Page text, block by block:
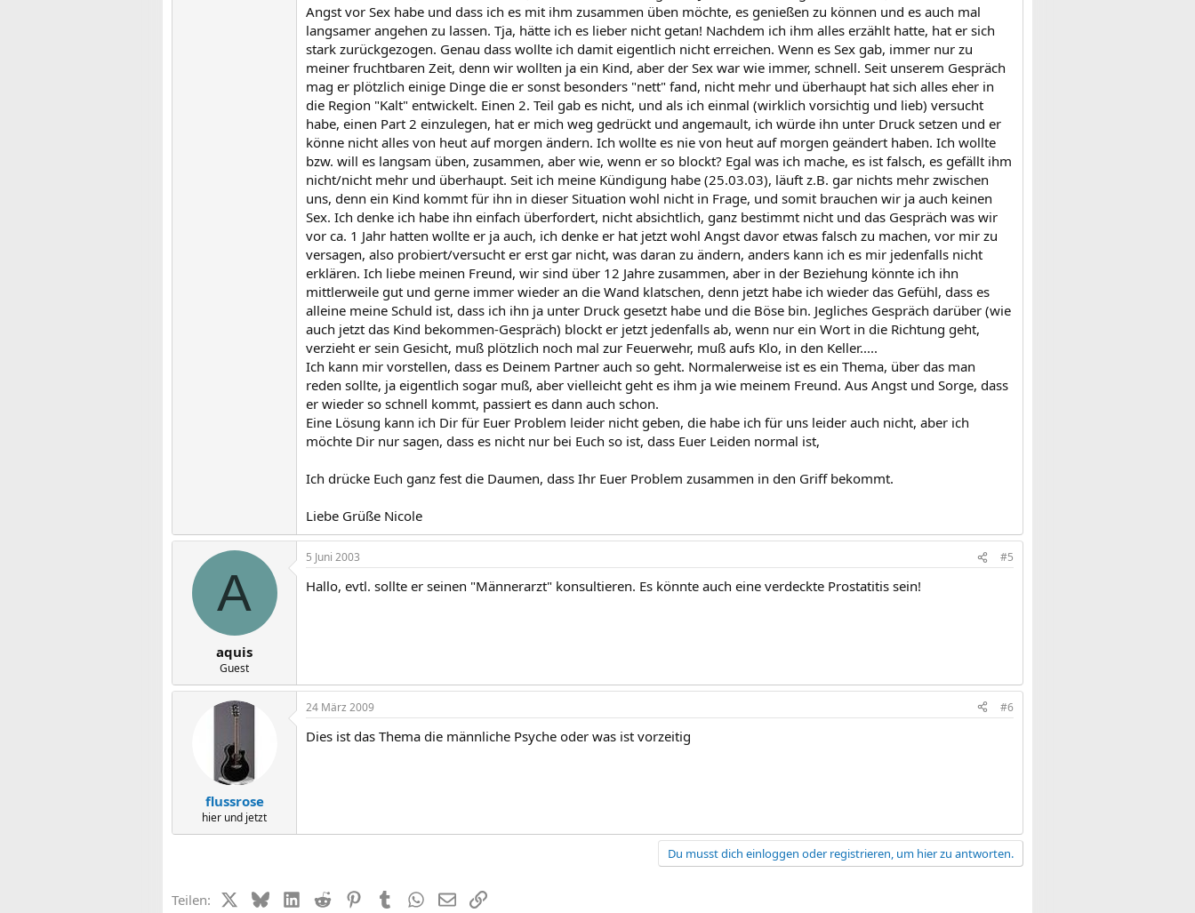
Angst vor Sex habe und dass ich es mit ihm zusammen üben möchte, es genießen zu können und es auch mal
langsamer angehen zu lassen. Tja, hätte ich es lieber nicht getan! Nachdem ich ihm alles erzählt hatte, hat er sich
stark zurückgezogen. Genau dass wollte ich damit eigentlich nicht erreichen. Wenn es Sex gab, immer nur zu
meiner fruchtbaren Zeit, denn wir wollten ja ein Kind, aber der Sex war wie immer, schnell. Seit unserem Gespräch
mag er plötzlich einige Dinge die er sonst besonders "nett" fand, nicht mehr und überhaupt hat sich alles eher in
die Region "Kalt" entwickelt. Einen 2. Teil gab es nicht, und als ich einmal (wirklich vorsichtig und lieb) versucht
habe, einen Part 2 einzulegen, hat er mich weg gedrückt und angemault, ich würde ihn unter Druck setzen und er
könne nicht alles von heut auf morgen ändern. Ich wollte es nie von heut auf morgen geändert haben. Ich wollte
bzw. will es langsam üben, zusammen, aber wie, wenn er so blockt? Egal was ich mache, es ist falsch, es gefällt ihm
nicht/nicht mehr und überhaupt. Seit ich meine Kündigung habe (25.03.03), läuft z.B. gar nichts mehr zwischen
uns, denn ein Kind kommt für ihn in dieser Situation wohl nicht in Frage, und somit brauchen wir ja auch keinen
Sex. Ich denke ich habe ihn einfach überfordert, nicht absichtlich, ganz bestimmt nicht und das Gespräch was wir
vor ca. 1 Jahr hatten wollte er ja auch, ich denke er hat jetzt wohl Angst davor etwas falsch zu machen, vor mir zu
versagen, also probiert/versucht er erst gar nicht, was daran zu ändern, anders kann ich es mir jedenfalls nicht
erklären. Ich liebe meinen Freund, wir sind über 12 Jahre zusammen, aber in der Beziehung könnte ich ihn
mittlerweile gut und gerne immer wieder an die Wand klatschen, denn jetzt habe ich wieder das Gefühl, dass es
alleine meine Schuld ist, dass ich ihn ja unter Druck gesetzt habe und die Böse bin. Jegliches Gespräch darüber (wie
auch jetzt das Kind bekommen-Gespräch) blockt er jetzt jedenfalls ab, wenn nur ein Wort in die Richtung geht,
verzieht er sein Gesicht, muß plötzlich noch mal zur Feuerwehr, muß aufs Klo, in den Keller.....
Ich kann mir vorstellen, dass es Deinem Partner auch so geht. Normalerweise ist es ein Thema, über das man
reden sollte, ja eigentlich sogar muß, aber vielleicht geht es ihm ja wie meinem Freund. Aus Angst und Sorge, dass
er wieder so schnell kommt, passiert es dann auch schon.
Eine Lösung kann ich Dir für Euer Problem leider nicht geben, die habe ich für uns leider auch nicht, aber ich
möchte Dir nur sagen, dass es nicht nur bei Euch so ist, dass Euer Leiden normal ist,
Ich drücke Euch ganz fest die Daumen, dass Ihr Euer Problem zusammen in den Griff bekommt.
Liebe Grüße Nicole
A
aquis
Guest
5 Juni 2003 #5
Hallo, evtl. sollte er seinen "Männerarzt" konsultieren. Es könnte auch eine verdeckte Prostatitis sein!
flussrose
hier und jetzt
24 März 2009 #6
Dies ist das Thema die männliche Psyche oder was ist vorzeitig
Du musst dich einloggen oder registrieren, um hier zu antworten.
Teilen: X (Twitter)
BlueskyLinkedIn
Reddit PinterestTumblrWhatsApp
E-MailLink